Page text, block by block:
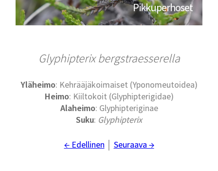
Pikkuperhoset
Glyphipterix bergstraesserella
Yläheimo: Kehrääjäkoimaiset (Yponomeutoidea)
Heimo: Kiiltokoit (Glyphipterigidae)
Alaheimo: Glyphipteriginae
Suku: Glyphipterix
← Edellinen Seuraava →